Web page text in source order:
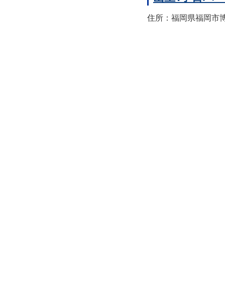
住所：福岡県福岡市